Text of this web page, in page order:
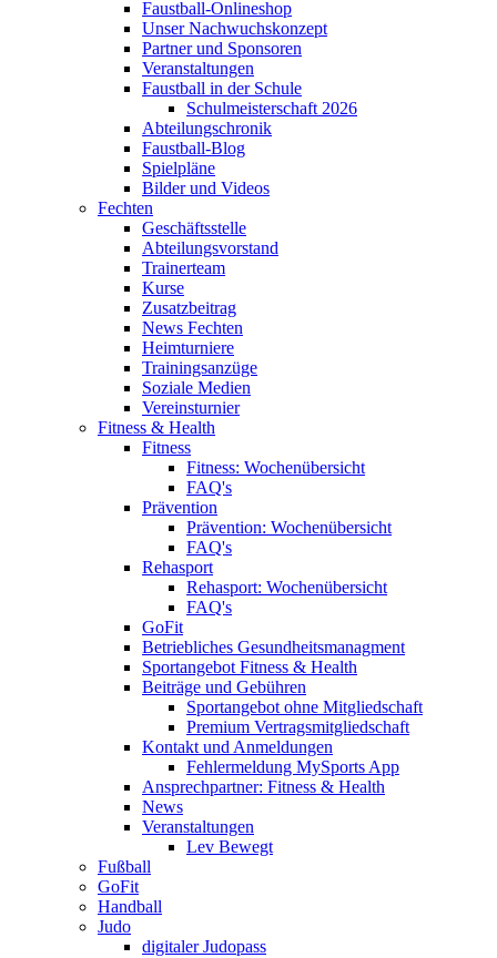
Faustball-Onlineshop
Unser Nachwuchskonzept
Partner und Sponsoren
Veranstaltungen
Faustball in der Schule
Schulmeisterschaft 2026
Abteilungschronik
Faustball-Blog
Spielpläne
Bilder und Videos
Fechten
Geschäftsstelle
Abteilungsvorstand
Trainerteam
Kurse
Zusatzbeitrag
News Fechten
Heimturniere
Trainingsanzüge
Soziale Medien
Vereinsturnier
Fitness & Health
Fitness
Fitness: Wochenübersicht
FAQ's
Prävention
Prävention: Wochenübersicht
FAQ's
Rehasport
Rehasport: Wochenübersicht
FAQ's
GoFit
Betriebliches Gesundheitsmanagment
Sportangebot Fitness & Health
Beiträge und Gebühren
Sportangebot ohne Mitgliedschaft
Premium Vertragsmitgliedschaft
Kontakt und Anmeldungen
Fehlermeldung MySports App
Ansprechpartner: Fitness & Health
News
Veranstaltungen
Lev Bewegt
Fußball
GoFit
Handball
Judo
digitaler Judopass